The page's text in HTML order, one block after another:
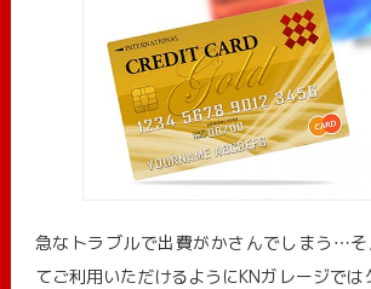
急なトラブルで出費がかさんでしまう…
てご利用いただけるようにKNガレージでは